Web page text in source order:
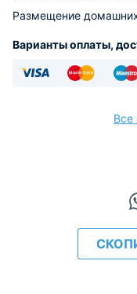
Размещение
Варианты оплаты,
Все